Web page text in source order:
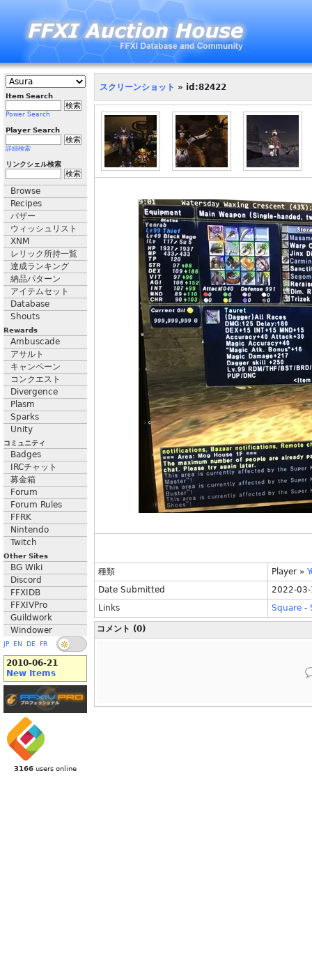
Item Search
Power Search
Player Search
詳細検索
リンクシェル検索
Browse
Recipes
バザー
ウィッシュリスト
XNM
レリック所持一覧
達成ランキング
納品パターン
アイテムセット
Database
Shouts
Rewards
Ambuscade
アサルト
キャンペーン
コンクエスト
Divergence
Plasm
Sparks
Unity
コミュニティ
Badges
IRCチャット
募金箱
Forum
Forum Rules
FFRK
Nintendo
Twitch
Other Sites
BG Wiki
Discord
FFXIDB
FFXIVPro
Guildwork
Windower
JP EN DE FR
2010-06-21
New Items
3166 users online
スクリーンショット » id:82422
種類 Player »
Date Submitted
2022-
Links
Square -
コメント (0)